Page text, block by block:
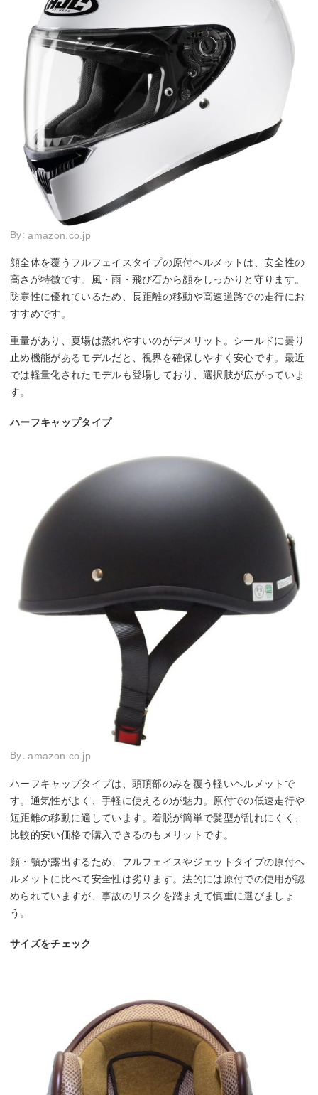
By:amazon.co.jp
顔全体を覆うフルフェイスタイプの原付ヘルメットは、安全性の
高さが特徴です。風・雨・飛び石から顔をしっかりと守ります。
防寒性に優れているため、長距離の移動や高速道路での走行にお
すすめです。
重量があり、夏場は蒸れやすいのがデメリット。シールドに曇り
止め機能があるモデルだと、視界を確保しやすく安心です。最近
では軽量化されたモデルも登場しており、選択肢が広がっていま
す。
ハーフキャップタイプ
By:amazon.co.jp
ハーフキャップタイプは、頭頂部のみを覆う軽いヘルメットで
す。通気性がよく、手軽に使えるのが魅力。原付での低速走行や
短距離の移動に適しています。着脱が簡単で髪型が乱れにくく、
比較的安い価格で購入できるのもメリットです。
顔・顎が露出するため、フルフェイスやジェットタイプの原付ヘ
ルメットに比べて安全性は劣ります。法的には原付での使用が認
められていますが、事故のリスクを踏まえて慎重に選びましょ
う。
サイズをチェック